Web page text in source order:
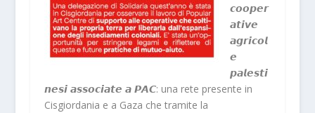
𝙘𝙤𝙤𝙥𝙚𝙧
𝙖𝙩𝙞𝙫𝙚
𝙖𝙜𝙧𝙞𝙘𝙤𝙡
𝙚
𝙥𝙖𝙡𝙚𝙨𝙩𝙞
𝙣𝙚𝙨𝙞 𝙖𝙨𝙨𝙤𝙘𝙞𝙖𝙩𝙚 𝙖 𝙋𝘼𝘾: una rete presente in
Cisgiordania e a Gaza che tramite la